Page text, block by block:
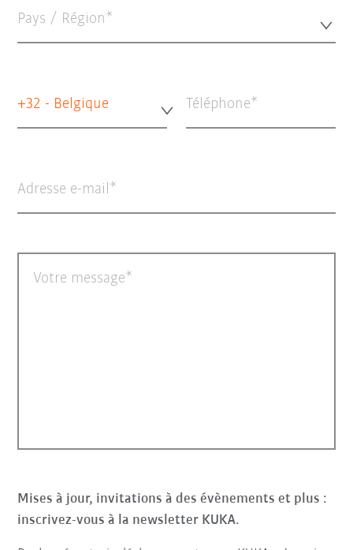
Pays / Région*
+32 - Belgique Téléphone
Adresse e-mail
Votre message
Mises à jour, invitations à des évènements et plus :
inscrivez-vous à la newsletter KUKA.